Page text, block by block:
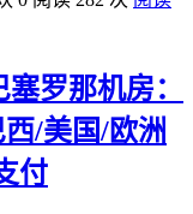
罗那机房：
/美国/欧洲
付